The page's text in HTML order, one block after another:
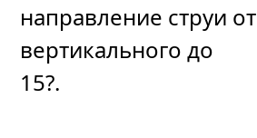
направление струи от
вертикального до
15?.